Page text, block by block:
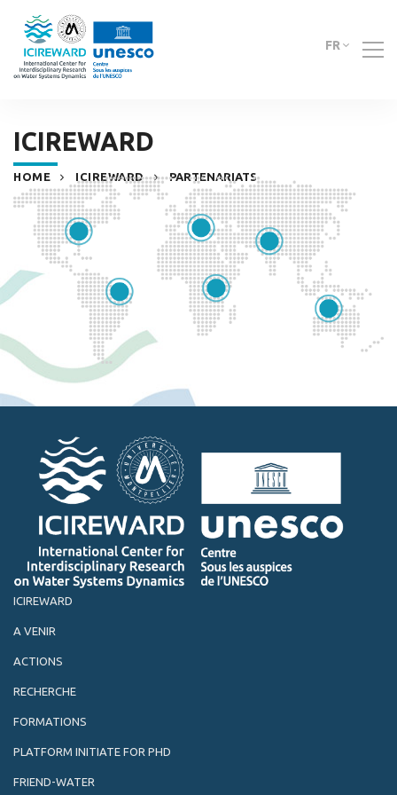
FR
ICIREWARD
HOME ICIREWARD PARTENARIATS
ICIREWARD
A VENIR
ACTIONS
RECHERCHE
FORMATIONS
PLATFORM INITIATE FOR PHD
FRIEND-WATER